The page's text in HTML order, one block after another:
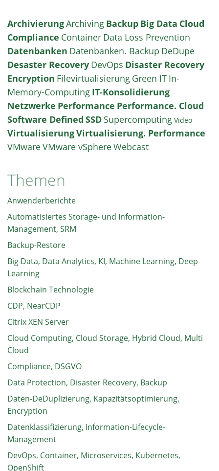
ArchivierungArchiving Backup Big Data Cloud
Compliance Container Data Loss Prevention
Datenbanken Datenbanken. Backup DeDupe
Desaster Recovery DevOps Disaster Recovery
Encryption Filevirtualisierung Green IT In-
Memory-Computing IT-Konsolidierung
Netzwerke Performance Performance. Cloud
Software Defined SSD Supercomputing Video
VirtualisierungVirtualisierung. Performance
VMwareVMware vSphereWebcast
Themen
Anwenderberichte
Automatisiertes Storage- und Information-
Management, SRM
Backup-Restore
Big Data, Data Analytics, KI, Machine Learning, Deep
Learning
Blockchain Technologie
CDP, NearCDP
Citrix XEN Server
Cloud Computing, Cloud Storage, Hybrid Cloud, Multi
Cloud
Compliance, DSGVO
Data Protection, Disaster Recovery, Backup
Daten-DeDuplizierung, Kapazitätsoptimierung,
Encryption
Datenklassifizierung, Information-Lifecycle-
Management
DevOps, Container, Microservices, Kubernetes,
OpenShift